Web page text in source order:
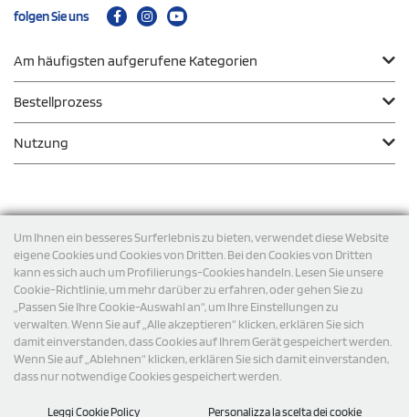
Um Ihnen ein besseres Surferlebnis zu bieten, verwendet diese Website
eigene Cookies und Cookies von Dritten. Bei den Cookies von Dritten
kann es sich auch um Profilierungs-Cookies handeln. Lesen Sie unsere
Cookie-Richtlinie, um mehr darüber zu erfahren, oder gehen Sie zu
„Passen Sie Ihre Cookie-Auswahl an“, um Ihre Einstellungen zu
verwalten. Wenn Sie auf „Alle akzeptieren“ klicken, erklären Sie sich
damit einverstanden, dass Cookies auf Ihrem Gerät gespeichert werden.
Wenn Sie auf „Ablehnen“ klicken, erklären Sie sich damit einverstanden,
dass nur notwendige Cookies gespeichert werden.
Leggi Cookie Policy Personalizza la scelta dei cookie
folgen Sie uns
Am häufigsten aufgerufene Kategorien
Bestellprozess
Nutzung
Versand